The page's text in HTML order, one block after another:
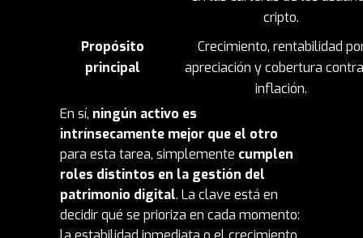
cripto.
Propósito
principal
Crecimiento, rentabilidad
apreciación y cobertura
inflación.
En sí, ningún activo es
intrínsecamente mejor que el otro
para esta tarea, simplemente cumplen
roles distintos en la gestión del
patrimonio digital. La clave está en
decidir qué se prioriza en cada momento: